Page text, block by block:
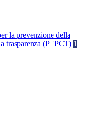
la prevenzione della
trasparenza (PTPCT) 1